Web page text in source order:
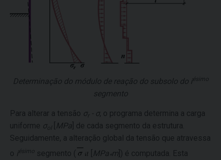
Determinação do módulo de reação do subsolo do iésimo
segmento
Para alterar a tensão σr - σ, o programa determina a carga
uniforme σ ol[ MPa ] de cada segmento da estrutura.
Seguidamente, a alteração global da tensão que atravessa
o iésimo segmento ( MPa m ]) é computada. Esta